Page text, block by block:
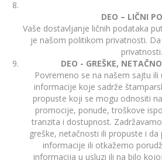
DEO – LIČNI
Vaše dostavljanje ličnih podataka
je našom politikom privatnosti.
privatnosti.
DEO - GREŠKE,
Povremeno se na našem sajtu
informacije koje sadrže
propuste koji se mogu odnositi
promocije, ponude, troškove
tranzita i dostupnost.
greške, netačnosti ili propuste i
informacije ili otkažemo
informacija u usluzi ili na bilo